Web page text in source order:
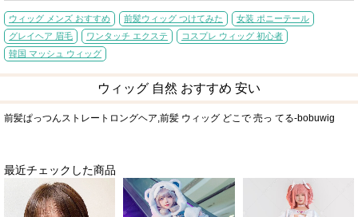
ウィッグ メンズ おすすめ 前髪ウィッグ つけてみた
女装 ポニーテール
グレイヘア 眉毛
ワンタッチ エクステ
コスプレ ウィッグ 初心者
韓国 マッシュ ウィッグ
ウィッグ 自然 おすすめ 安い
前髪ぱっつんストレートロングヘア,前髪 ウィッグ どこで 売っ てる-bobuwig
最近チェックした商品